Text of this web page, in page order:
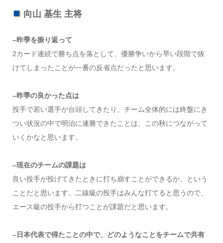
向山 基生 主将
–昨季を振り返って
2カード連続で勝ち点を落として、優勝争いから早い段階で抜
けてしまったことが一番の反省点だったと思います。
–昨季の良かった点は
投手で若い選手が台頭してきたり、チーム全体的には終盤にき
つい状況の中で明治に連勝できたことは、この秋につながって
いくかなと思います。
–現在のチームの課題は
良い投手が投げてきたときに打ち崩すことができるか、という
ことだと思います。二線級の投手はみんな打てると思うので、
エース級の投手から打つことが課題だと思います。
–日本代表で得たことの中で、どのようなことをチームで共有